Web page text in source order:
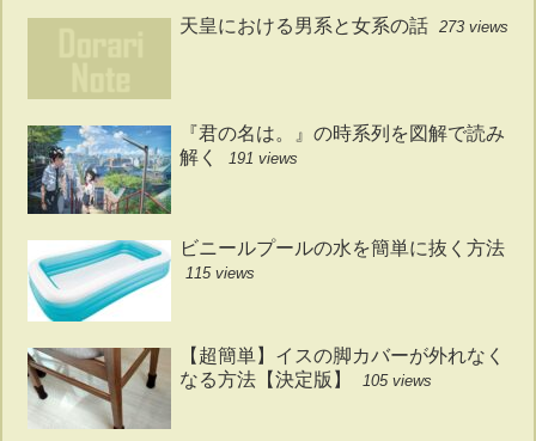
天皇における男系と女系の話 273 views
『君の名は。』の時系列を図解で読み
解く
191 views
ビニールプールの水を簡単に抜く方法
115 views
【超簡単】イスの脚カバーが外れなく
なる方法【決定版】
105 views